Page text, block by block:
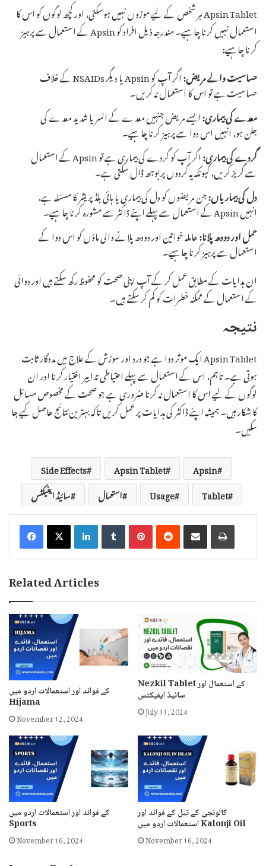
Apsin Tablet ہر شخص کے لیے موزوں نہیں ہوسکتی، اور کچھ لوگوں کو اس کا
استعمال نہیں کرنا چاہیے۔ مندرجہ ذیل افراد کو Apsin کے استعمال سے پرہیز
کرنا چاہیے:
حساسیت والے مریض:
اگر آپ کو Apsin یا دیگر NSAIDs کے خلاف
حساسیت ہے تو اس کا استعمال نہ کریں۔
معدے کی بیماری:ایسے مریض جنہیں معدے کے السر یا شدید معدے کی
جلن ہو، انہیں اس دوا سے پرہیز کرنا چاہیے۔
گردے کی بیماری:
اگر آپ کو گردے کی بیماری ہے تو Apsin کے استعمال
سے گریز کریں، کیونکہ یہ گردوں پر بوجھ ڈال سکتی ہے۔
دل کی بیماریاں:جن مریضوں کو دل کی بیماری یا ہائی بلڈ پریشر کا مسئلہ ہے،
انہیں Apsin کے استعمال سے پہلے اپنے ڈاکٹر سے مشورہ کرنا چاہیے۔
حمل اور دودھ پلانا:حاملہ خواتین اور دودھ پلانے والی ماؤں کو اس دوا کے
استعمال سے پرہیز کرنا چاہیے۔
ان ہدایات کے مطابق عمل کر کے آپ اپنی صحت کو محفوظ رکھ سکتے ہیں اور دوائی
کے استعمال کے ممکنہ خطرات کو کم کر سکتے ہیں۔
نتیجہ
Apsin Tablet ایک موثر دوا ہے جو درد اور سوزش کے علاج میں مددگار ثابت
ہوتی ہے۔ تاہم، اس کے استعمال سے پہلے احتیاطی تدابیر اختیار کرنا اور ان
لوگوں کے لیے اس کا استعمال نہ کرنا ضروری ہے جو صحت کے مخصوص مسائل
کا شکار ہیں۔ ہمیشہ اپنے ڈاکٹر کی ہدایات پر عمل کریں تاکہ بہترین نتائج حاصل کیے جا
سکیں۔
Apsin
Apsin Tablet
Side Effects
Tablet
Usage استعمال سائیڈ ایفیکٹس
LinkedInTumblrPinterestReddit Share via Email Print
Related Articles
کے فوائد اور استعمالات اردو میں
Hijama
November 12, 2024
Nezkil Tablet کے استعمال اور
سائیڈ ایفیکٹس
July 11, 2024
کے فوائد اور استعمالات اردو میں
Sports
November 16, 2024
کالونجی کے تیل کے فوائد اور
استعمالات اردو میں Kalonji Oil
November 16, 2024